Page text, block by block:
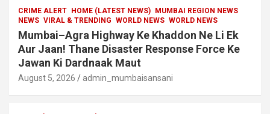
CRIME ALERT HOME (LATEST NEWS) MUMBAI REGION NEWS
NEWS VIRAL & TRENDING WORLD NEWS WORLD NEWS
Mumbai–Agra Highway Ke Khaddon Ne Li Ek
Aur Jaan! Thane Disaster Response Force Ke
Jawan Ki Dardnaak Maut
August 5, 2026 admin_mumbaisansani